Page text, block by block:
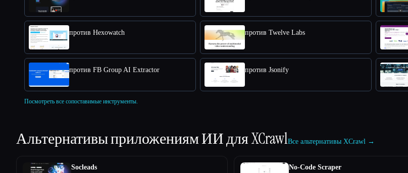
против Hexowatch против Twelve Labs
против FB Group AI Extractor против Jsonify
Посмотреть все сопоставимые инструменты.
Альтернативы приложениям ИИ дляXCrawlВсе альтернативы XCrawl →
Socleads
No-Code Scraper